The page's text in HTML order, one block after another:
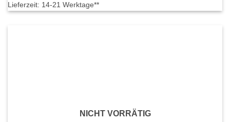
Lieferzeit: 14-21 Werktage**
NICHT VORRÄTIG